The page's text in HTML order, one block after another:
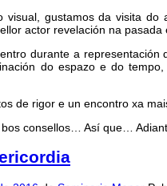
visual, gustamos da visita do
actor revelación na pasada
durante a representación
do espazo e do
de rigor e un encontro xa
consellos… Así que…